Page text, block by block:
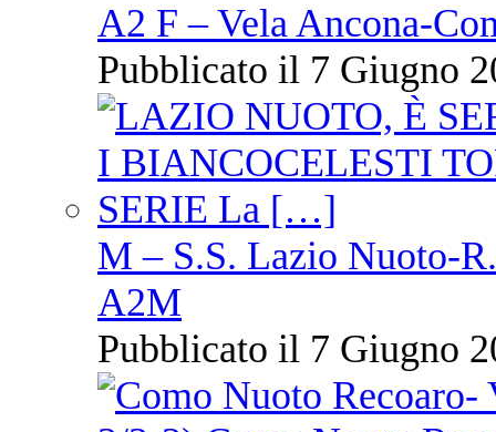
A2 F – Vela Ancona-
Pubblicato il 7 Giugno
M – S.S. Lazio Nuoto-
A2M
Pubblicato il 7 Giugno